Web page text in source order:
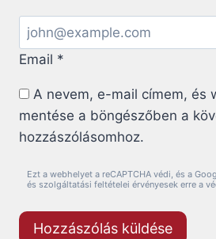
Email *
A nevem, e-mail címem, és
mentése a böngészőben a
hozzászólásomhoz.
Ezt a webhelyet a reCAPTCHA védi, és a
és szolgáltatási feltételei érvényesek erre a